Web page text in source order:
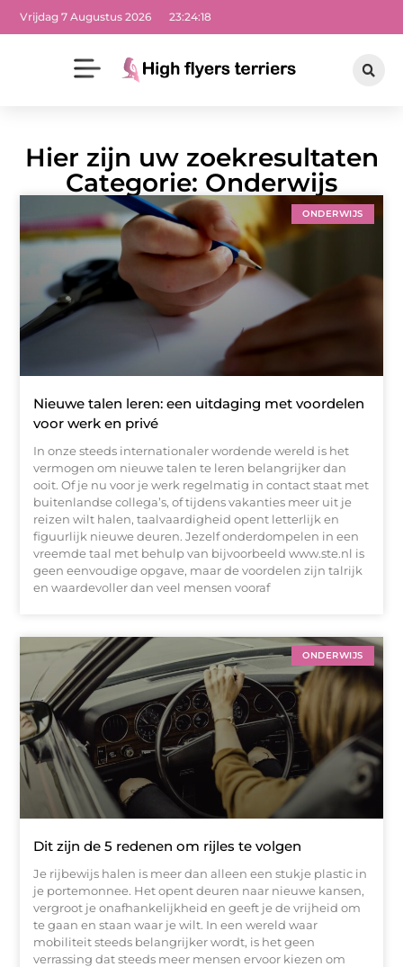
Vrijdag 7 Augustus 2026 23:24:18
Hier zijn uw zoekresultaten
Categorie: Onderwijs
ONDERWIJS
Nieuwe talen leren: een uitdaging met voordelen
voor werk en privé
In onze steeds internationaler wordende wereld is het
vermogen om nieuwe talen te leren belangrijker dan
ooit. Of je nu voor je werk regelmatig in contact staat met
buitenlandse collega’s, of tijdens vakanties meer uit je
reizen wilt halen, taalvaardigheid opent letterlijk en
figuurlijk nieuwe deuren. Jezelf onderdompelen in een
vreemde taal met behulp van bijvoorbeeld www.ste.nl is
geen eenvoudige opgave, maar de voordelen zijn talrijk
en waardevoller dan veel mensen vooraf
ONDERWIJS
Dit zijn de 5 redenen om rijles te volgen
Je rijbewijs halen is meer dan alleen een stukje plastic in
je portemonnee. Het opent deuren naar nieuwe kansen,
vergroot je onafhankelijkheid en geeft je de vrijheid om
te gaan en staan waar je wilt. In een wereld waar
mobiliteit steeds belangrijker wordt, is het geen
verrassing dat steeds meer mensen ervoor kiezen om